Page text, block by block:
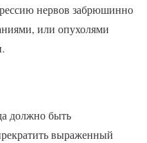
нервов забрюшинно
или опухолями
должно быть
выраженный